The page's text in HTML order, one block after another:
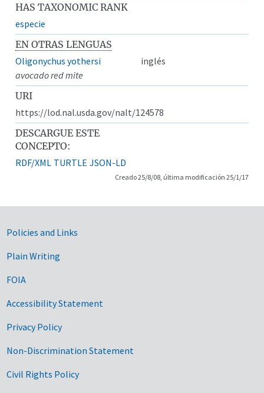
HAS TAXONOMIC RANK
especie
EN OTRAS LENGUAS
Oligonychus yothersi
inglés
avocado red mite
URI
https://lod.nal.usda.gov/nalt/124578
DESCARGUE ESTE
CONCEPTO:
RDF/XML TURTLE JSON-LD
Creado 25/8/08, última modificación 25/1/17
Government Links
Policies and Links
Plain Writing
FOIA
Accessibility Statement
Privacy Policy
Non-Discrimination Statement
Civil Rights Policy